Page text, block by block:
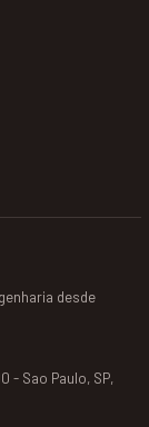
desde
- Sao Paulo, SP,